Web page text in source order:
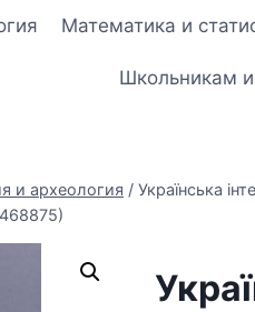
Математика и
Школьникам
и археология / Українська